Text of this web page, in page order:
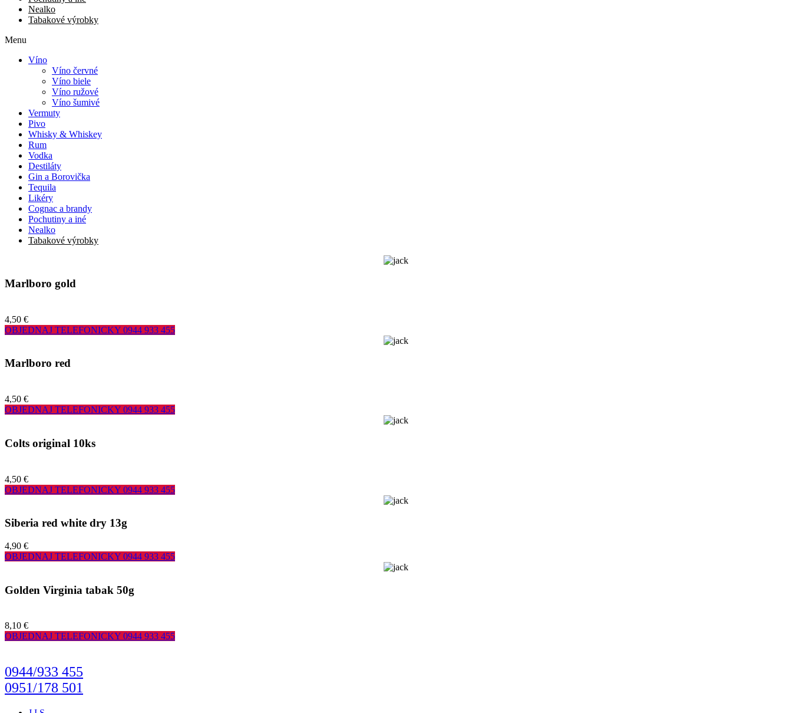
Nealko
Tabakové výrobky
Menu
Víno
Víno červné
Víno biele
Víno ružové
Víno šumivé
Vermuty
Pivo
Whisky & Whiskey
Rum
Vodka
Destiláty
Gin a Borovička
Tequila
Likéry
Cognac a brandy
Pochutiny a iné
Nealko
Tabakové výrobky
Marlboro gold
4,50 €
OBJEDNAJ TELEFONICKY 0944 933 455
Marlboro red
4,50 €
OBJEDNAJ TELEFONICKY 0944 933 455
Colts original 10ks
4,50 €
OBJEDNAJ TELEFONICKY 0944 933 455
Siberia red white dry 13g
4,90 €
OBJEDNAJ TELEFONICKY 0944 933 455
Golden Virginia tabak 50g
8,10 €
OBJEDNAJ TELEFONICKY 0944 933 455
0944/933 455
0951/178 501